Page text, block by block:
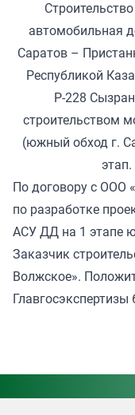
автомобильная
Саратов –
Республикой
Р-228
строительством
(южный обход г.
По договору с ООО
по разработке
АСУ ДД на 1 этапе
Заказчик
Волжское».
Главгосэкспертизы